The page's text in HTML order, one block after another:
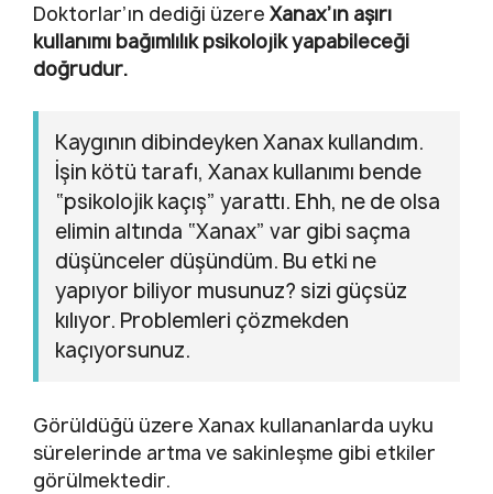
Doktorlar’ın dediği üzere Xanax’ın aşırı
kullanımı bağımlılık psikolojik yapabileceği
doğrudur.
Kaygının dibindeyken Xanax kullandım.
İşin kötü tarafı, Xanax kullanımı bende
“psikolojik kaçış” yarattı. Ehh, ne de olsa
elimin altında “Xanax” var gibi saçma
düşünceler düşündüm. Bu etki ne
yapıyor biliyor musunuz? sizi güçsüz
kılıyor. Problemleri çözmekden
kaçıyorsunuz.
Görüldüğü üzere Xanax kullananlarda uyku
sürelerinde artma ve sakinleşme gibi etkiler
görülmektedir.